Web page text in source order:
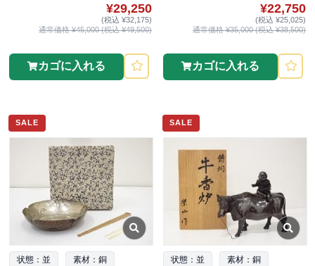
¥29,250
(税込 ¥32,175)
通常価格 ¥45,000 (税込 ¥49,500)
カゴに入れる
¥22,750
(税込 ¥25,025)
通常価格 ¥35,000 (税込 ¥38,500)
カゴに入れる
SALE
状態：並 素材：銅
SALE
状態：並 素材：銅